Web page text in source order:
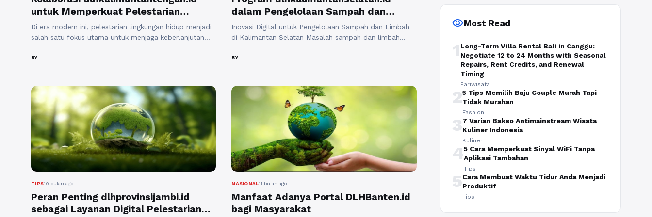
untuk Memperkuat Pelestarian
Lingkungan di Kalimantan Tengah
Di era modern ini, pelestarian lingkungan hidup menjadi
salah satu fokus utama untuk menjaga keberlanjutan
Kalimantan Tengah, yang memiliki kekayaan alam dan
ekosistemnya. Dalam konteks ini, peran
https;//dlhkalimantantengah.id/, situs resmi Dinas
Lingkungan Hidup Kalimantan Tengah, sangat strategis
untuk mendukung ...Baca Selengkapnya
BY
dalam Pengelolaan Sampah dan
Limbah Daerah untuk Lingkungan
Bersih dan Berkelanjutan
Inovasi Digital untuk Pengelolaan Sampah dan Limbah
di Kalimantan Selatan Masalah sampah dan limbah
Indonesia, termasuk di Kalimantan Selatan.
tahun ke tahun. Untuk menjawab tantangan ini, Dinas
Lingkungan Hidup (DLH) Kalimantan Selatan berinovasi
melalui platform digital https://dlhkalimantanselatan.id/.
Baca Selengkapnya
BY
TIPS10 bulan ago
Peran Penting dlhprovinsijambi.id
sebagai Layanan Digital Pelestarian
NASIONAL11 bulan ago
Manfaat Adanya Portal DLHBanten.id
bagi Masyarakat
visibilityMost Read
1 Long-Term Villa Rental Bali in Canggu:
Negotiate 12 to 24 Months with Seasonal
Repairs, Rent Credits, and Renewal
Timing
Pariwisata
25 Tips Memilih Baju Couple Murah Tapi
Tidak Murahan
Fashion
37 Varian Bakso Antimainstream Wisata
Kuliner Indonesia
Kuliner
45 Cara Memperkuat Sinyal WiFi Tanpa
Aplikasi Tambahan
Tips
5Cara Membuat Waktu Tidur Anda Menjadi
Produktif
Tips